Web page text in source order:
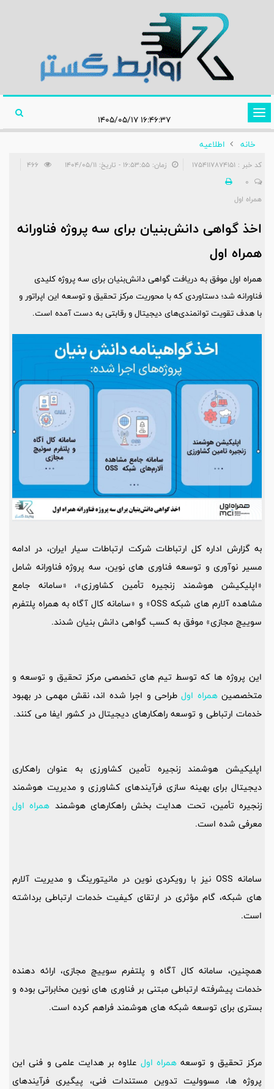
تغییر
وضعیت
ناوبری
خانه
اطلاعیه‌
کد خبر : 1754117874151 زمان: ۱۶:۵۳:۵۵ - تاریخ: ۱۴۰۴/۰۵/۱۱
0
همراه اول
اخذ گواهی دانش‌بنیان برای سه پروژه فناورانه
همراه اول
همراه اول موفق به دریافت گواهی دانش‌بنیان برای سه پروژه کلیدی
فناورانه شد؛ دستاوردی که با محوریت مرکز تحقیق و توسعه این اپراتور و
با هدف تقویت توانمندی‌های دیجیتال و رقابتی به دست آمده است.
به گزارش اداره کل ارتباطات شرکت ارتباطات سیار ایران، در ادامه
مسیر نوآوری و توسعه فناوری های نوین، سه پروژه فناورانه شامل
«اپلیکیشن هوشمند زنجیره تأمین کشاورزی»، «سامانه جامع
مشاهده آلارم های شبکه OSS» و «سامانه کال آگاه به همراه پلتفرم
سوییچ مجازی» موفق به کسب گواهی دانش بنیان شدند.
این پروژه ها که توسط تیم های تخصصی مرکز تحقیق و توسعه و
متخصصینهمراه اولطراحی و اجرا شده اند، نقش مهمی در بهبود
خدمات ارتباطی و توسعه راهکارهای دیجیتال در کشور ایفا می کنند.
اپلیکیشن هوشمند زنجیره تأمین کشاورزی به عنوان راهکاری
دیجیتال برای بهینه سازی فرآیندهای کشاورزی و مدیریت هوشمند
زنجیره تأمین، تحت هدایت بخش راهکارهای هوشمند همراه اول
معرفی شده است.
سامانه OSS نیز با رویکردی نوین در مانیتورینگ و مدیریت آلارم
های شبکه، گام مؤثری در ارتقای کیفیت خدمات ارتباطی برداشته
است.
همچنین، سامانه کال آگاه و پلتفرم سوییچ مجازی، ارائه دهنده
خدمات پیشرفته ارتباطی مبتنی بر فناوری های نوین مخابراتی بوده و
بستری برای توسعه شبکه های هوشمند فراهم کرده است.
مرکز تحقیق و توسعه همراه اول علاوه بر هدایت علمی و فنی این
پروژه ها، مسوولیت تدوین مستندات فنی، پیگیری فرآیندهای